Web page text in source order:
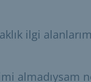
ilgi
almadıysam